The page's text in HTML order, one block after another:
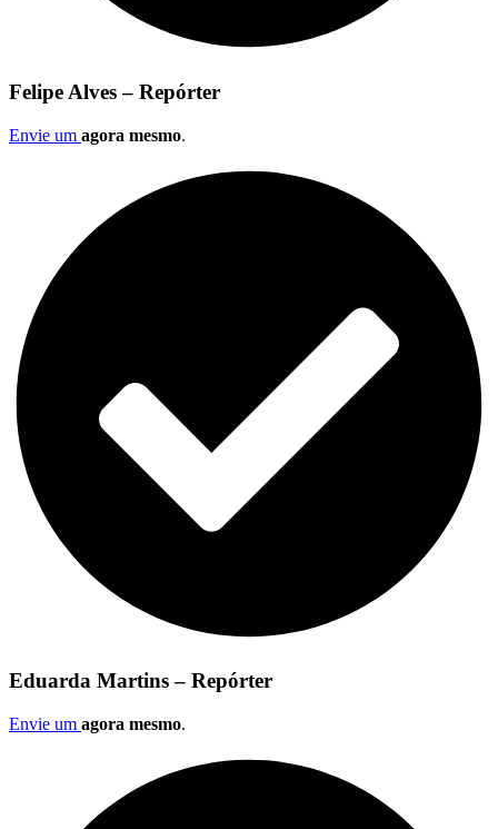
Felipe Alves – Repórter
Envie um agora mesmo.
Eduarda Martins – Repórter
Envie um agora mesmo.